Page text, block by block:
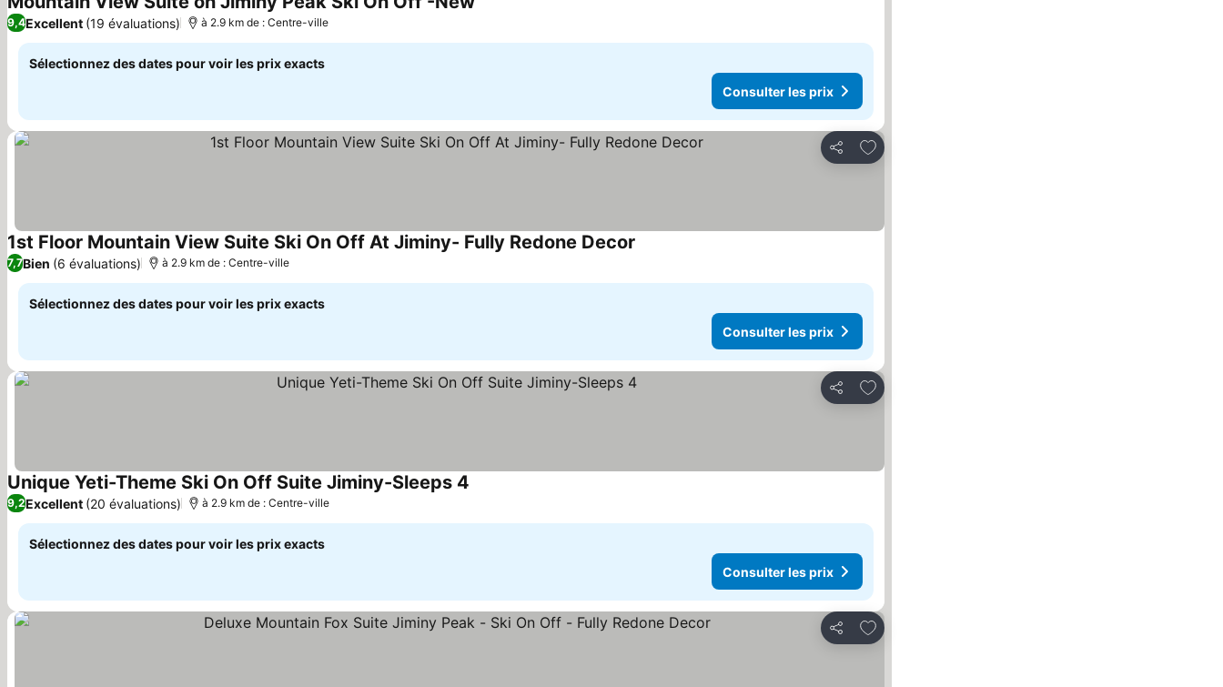
9,4Excellent (19 évaluations) à 2.9 km de : Centre-ville
Sélectionnez des dates pour voir les prix exacts
Consulter les prix
Partager
Ajouter à mes favoris
1st Floor Mountain View Suite Ski On Off At Jiminy- Fully Redone Decor
7,7Bien (6 évaluations) à 2.9 km de : Centre-ville
Sélectionnez des dates pour voir les prix exacts
Consulter les prix
Partager
Ajouter à mes favoris
Unique Yeti-Theme Ski On Off Suite Jiminy-Sleeps 4
9,2Excellent (20 évaluations) à 2.9 km de : Centre-ville
Sélectionnez des dates pour voir les prix exacts
Consulter les prix
Partager
Ajouter à mes favoris